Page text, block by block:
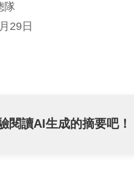
隊
29日
閱讀AI生成的摘要吧！